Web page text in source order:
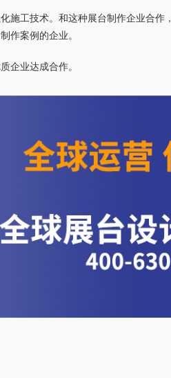
施工技术。和这种展台制作企业合作
作案例的企业。
企业达成合作。